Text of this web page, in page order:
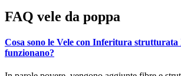
FAQ vele da poppa
Cosa sono le Vele con Inferitura strutturata
funzionano?